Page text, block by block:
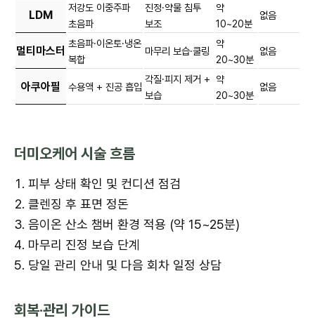
LDM
저강도 이중주파
초음파
진정·약물 침투
보조
약
10~20분
없음
멀티마스터
초음파·이온토·냉온
복합
마무리 보습·쿨링
약
20~30분
없음
아쿠아필 수용액 + 진공 흡입
각질·피지 제거 +
보습
약
20~30분
없음
더미오케어 시술 흐름
피부 상태 확인 및 컨디션 점검
클렌징 후 표면 정돈
음이온 산소 챔버 환경 적용 (약 15~25분)
마무리 진정 보습 단계
당일 관리 안내 및 다음 회차 일정 상담
회복·관리 가이드